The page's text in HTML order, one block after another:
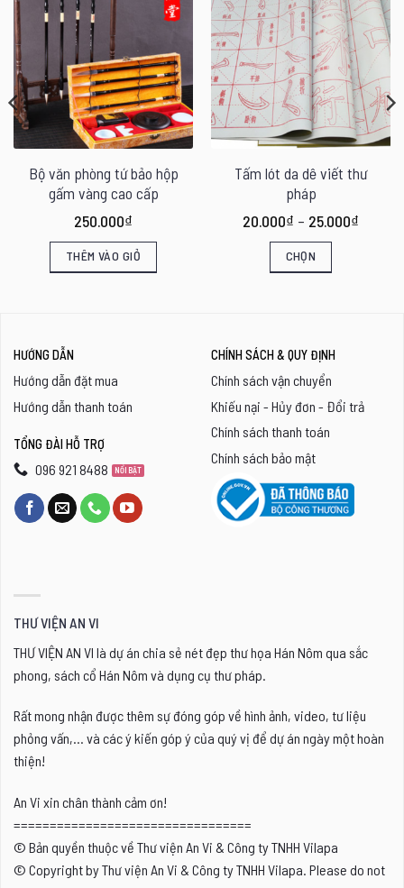
Bộ văn phòng tứ bảo hộp
gấm vàng cao cấp
250.000₫
THÊM VÀO GIỎ
Tấm lót da dê viết thư
pháp
20.000₫ – 25.000₫
CHỌN
có
nhiều
biến
thể.
Các
tùy
chọn
trang
phẩm
HƯỚNG DẪN
Hướng dẫn đặt mua
Hướng dẫn thanh toán
TỔNG ĐÀI HỖ TRỢ
096 921 8488
CHÍNH SÁCH & QUY ĐỊNH
Chính sách vận chuyển
Khiếu nại - Hủy đơn - Đổi trả
Chính sách thanh toán
Chính sách bảo mật
THƯ VIỆN AN VI
THƯ VIỆN AN VI là dự án chia sẻ nét đẹp thư họa Hán Nôm qua sắc
phong, sách cổ Hán Nôm và dụng cụ thư pháp.
Rất mong nhận được thêm sự đóng góp về hình ảnh, video, tư liệu
phỏng vấn,... và các ý kiến góp ý của quý vị để dự án ngày một hoàn
thiện!
An Vi xin chân thành cảm ơn!
=================================
© Bản quyền thuộc về Thư viện An Vi & Công ty TNHH Vilapa
© Copyright by Thư viện An Vi & Công ty TNHH Vilapa. Please do not